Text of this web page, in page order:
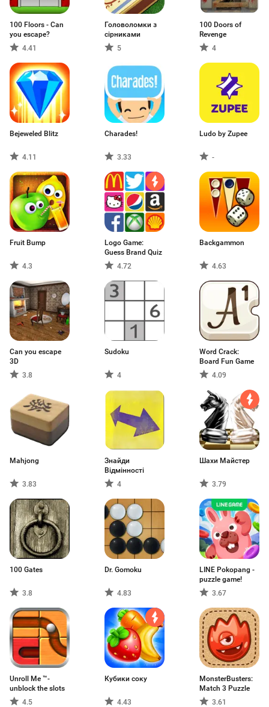
100 Floors - Can
you escape?
4.41
Головоломки з
сірниками
5
100 Doors of
Revenge
4
Bejeweled Blitz
4.11
Charades!
3.33
Ludo by Zupee
-
Fruit Bump
4.3
Logo Game:
Guess Brand Quiz
4.72
Backgammon
4.63
Can you escape
3D
3.8
Sudoku
4
Word Crack:
Board Fun Game
4.09
Mahjong
3.83
Знайди
Відмінності
4
Шахи Майстер
3.79
100 Gates
3.8
Dr. Gomoku
4.83
LINE Pokopang -
puzzle game!
3.67
Unroll Me ™-
unblock the slots
4.5
Кубики соку
4.43
MonsterBusters:
Match 3 Puzzle
3.61